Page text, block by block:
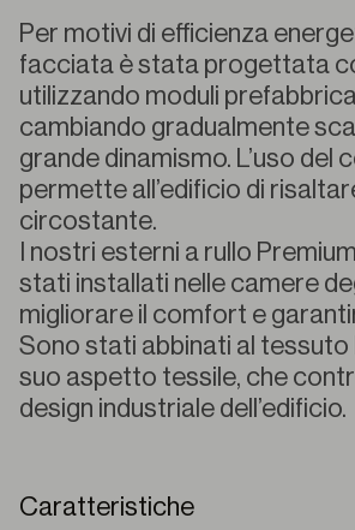
Per motivi di efficienza
facciata è stata progettata
utilizzando moduli
cambiando gradualmente
grande dinamismo. L’uso del
permette all’edificio di
circostante.
I nostri esterni a rullo
stati installati nelle camere
migliorare il comfort e
Sono stati abbinati al tessuto
suo aspetto tessile, che
design industriale dell’edificio.
Caratteristiche